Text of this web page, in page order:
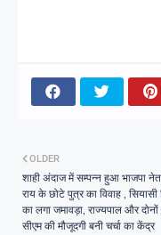
OLDER
शाही अंदाज में सम्पन्न हुआ भाजपा
राय के छोटे पुत्र का विवाह , सियासी
का लगा जमावड़ा, राज्यपाल और दोनों
सीएम की मौजूदगी बनी चर्चा का केंद्र